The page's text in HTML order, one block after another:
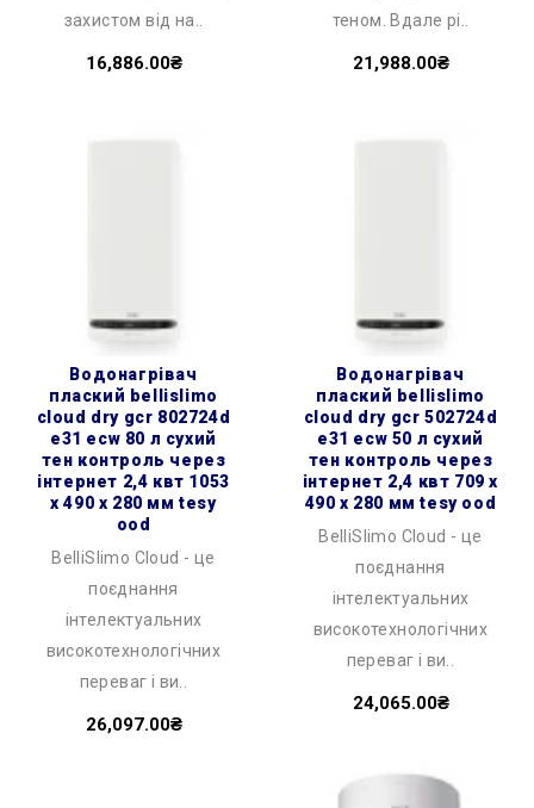
захистом від на..
16,886.00₴
теном. Вдале рі..
21,988.00₴
водонагрівач
плаский bellislimo
cloud dry gcr 802724d
e31 ecw 80 л сухий
тен контроль через
інтернет 2,4 квт 1053
x 490 x 280 мм tesy
ood
BelliSlimo Cloud - це
поєднання
інтелектуальних
високотехнологічних
переваг і ви..
26,097.00₴
водонагрівач
плаский bellislimo
cloud dry gcr 502724d
e31 ecw 50 л сухий
тен контроль через
інтернет 2,4 квт 709 x
490 x 280 мм tesy ood
BelliSlimo Cloud - це
поєднання
інтелектуальних
високотехнологічних
переваг і ви..
24,065.00₴